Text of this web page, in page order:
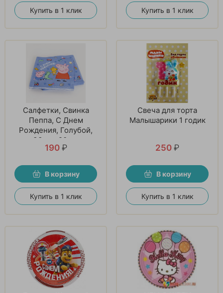
Купить в 1 клик Купить в 1 клик
Салфетки, Свинка
Пеппа, С Днем
Рождения, Голубой,
33 см, 20 шт
190 ₽
В корзину
Купить в 1 клик
Свеча для торта
Малышарики 1 годик
250 ₽
В корзину
Купить в 1 клик